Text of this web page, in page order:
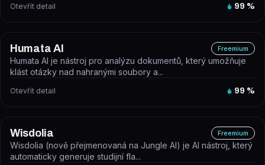
Otevřít detail 99 %
Humata AI Freemium
Humata AI je nástroj pro analýzu dokumentů, který umožňuje
klást otázky nad nahranými soubory a...
Otevřít detail 99 %
Wisdolia Freemium
Wisdolia (nově přejmenovaná na Jungle AI) je AI nástroj, který
automaticky generuje studijní fla...